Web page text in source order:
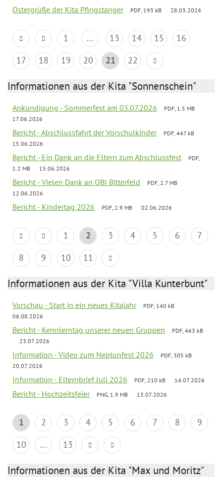
Ostergrüße der Kita Pfingstanger PDF, 193 kB 28.03.2024
1 ... 13 14 15
16
17
18 19 20 21 22
Informationen aus der Kita "Sonnenschein"
Ankündigung - Sommerfest am 03.07.2026
PDF, 1.5 MB
17.06.2026
Bericht - Abschlussfahrt der Vorschulkinder
PDF, 447 kB
15.06.2026
Bericht - Ein Dank an die Eltern zum Abschlussfest
PDF,
1.2 MB
15.06.2026
Bericht - Vielen Dank an OBI Bitterfeld
PDF, 2.7 MB
12.06.2026
Bericht - Kindertag 2026 PDF, 2.9 MB 02.06.2026
1 2 3 4 5 6
7
8
9 10 11
Informationen aus der Kita "Villa Kunterbunt"
Vorschau - Start in ein neues Kitajahr
PDF, 140 kB
06.08.2026
Bericht - Kennlerntag unserer neuen Gruppen
PDF, 463 kB
23.07.2026
Information - Video zum Neptunfest 2026
PDF, 305 kB
20.07.2026
Information - Elternbrief Juli 2026 PDF, 210 kB 14.07.2026
Bericht - Hochzeitsfeier PNG, 1.9 MB 13.07.2026
1 2 3 4 5 6 7 8
9
10
... 13
Informationen aus der Kita "Max und Moritz"